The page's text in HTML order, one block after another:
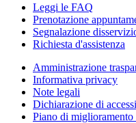
Leggi le FAQ
Prenotazione
Segnalazione
Richiesta d'assistenza
Amministrazione
Informativa privacy
Note legali
Dichiarazione di
Piano di miglioramento